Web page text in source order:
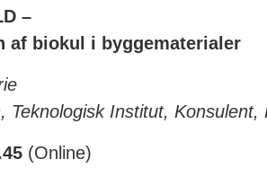
–
af biokul i byggematerialer
Teknologisk Institut,
(Online)